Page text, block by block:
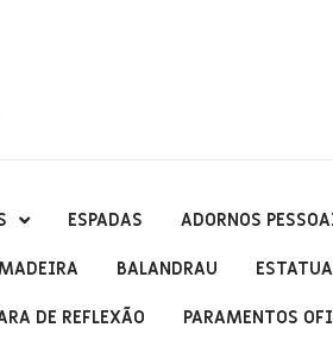
ESPADAS ADORNOS
BALANDRAU
DE REFLEXÃO PARAMENTOS